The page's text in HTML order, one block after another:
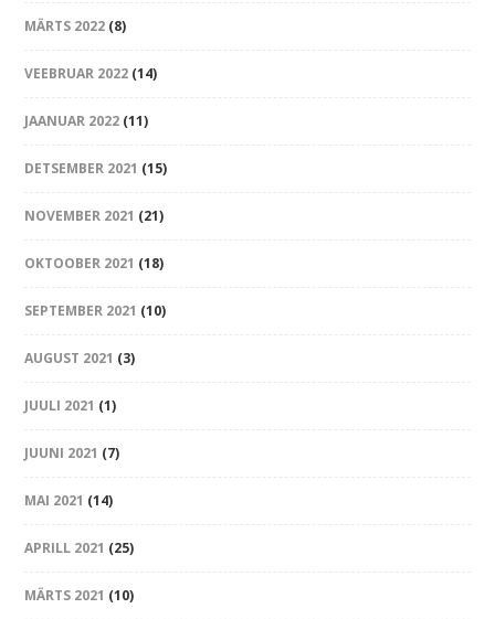
MÄRTS 2022 (8)
VEEBRUAR 2022 (14)
JAANUAR 2022 (11)
DETSEMBER 2021 (15)
NOVEMBER 2021 (21)
OKTOOBER 2021 (18)
SEPTEMBER 2021 (10)
AUGUST 2021 (3)
JUULI 2021 (1)
JUUNI 2021 (7)
MAI 2021 (14)
APRILL 2021 (25)
MÄRTS 2021 (10)